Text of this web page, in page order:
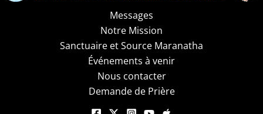
Messages
Notre Mission
Sanctuaire et Source Maranatha
Événements à venir
Nous contacter
Demande de Prière